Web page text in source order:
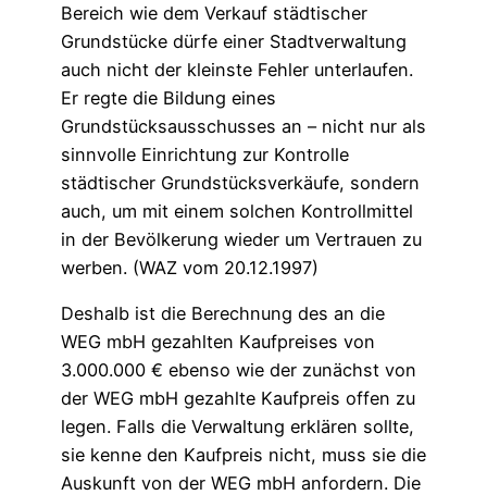
Bereich wie dem Verkauf städtischer
Grundstücke dürfe einer Stadtverwaltung
auch nicht der kleinste Fehler unterlaufen.
Er regte die Bildung eines
Grundstücksausschusses an – nicht nur als
sinnvolle Einrichtung zur Kontrolle
städtischer Grundstücksverkäufe, sondern
auch, um mit einem solchen Kontrollmittel
in der Bevölkerung wieder um Vertrauen zu
werben. (WAZ vom 20.12.1997)
Deshalb ist die Berechnung des an die
WEG mbH gezahlten Kaufpreises von
3.000.000 € ebenso wie der zunächst von
der WEG mbH gezahlte Kaufpreis offen zu
legen. Falls die Verwaltung erklären sollte,
sie kenne den Kaufpreis nicht, muss sie die
Auskunft von der WEG mbH anfordern. Die